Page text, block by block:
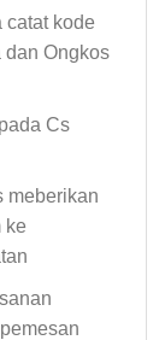
catat kode
dan Ongkos
Cs
meberikan
ke